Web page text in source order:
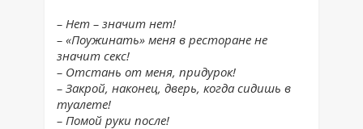
– Нет – значит нет!
– «Поужинать» меня в ресторане не
значит секс!
– Отстань от меня, придурок!
– Закрой, наконец, дверь, когда сидишь в
туалете!
– Помой руки после!